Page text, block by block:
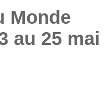
Monde
au 25 mai